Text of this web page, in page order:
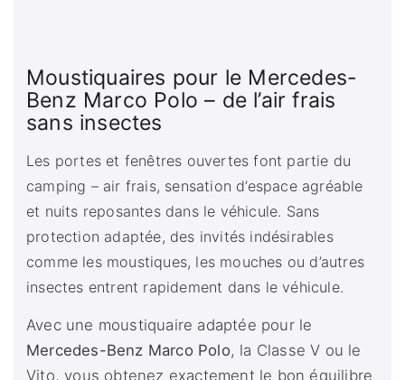
Moustiquaires pour le Mercedes-
Benz Marco Polo – de l’air frais
sans insectes
Les portes et fenêtres ouvertes font partie du
camping – air frais, sensation d’espace agréable
et nuits reposantes dans le véhicule. Sans
protection adaptée, des invités indésirables
comme les moustiques, les mouches ou d’autres
insectes entrent rapidement dans le véhicule.
Avec une moustiquaire adaptée pour le
Mercedes-Benz Marco Polo, la Classe V ou le
Vito, vous obtenez exactement le bon équilibre